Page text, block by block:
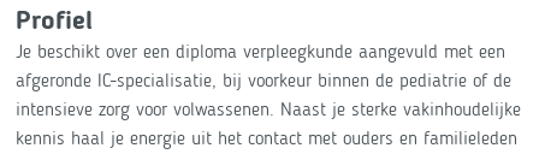
Profiel
Je beschikt over een diploma verpleegkunde aangevuld met een
afgeronde IC-specialisatie, bij voorkeur binnen de pediatrie of de
intensieve zorg voor volwassenen. Naast je sterke vakinhoudelijke
kennis haal je energie uit het contact met ouders en familieleden